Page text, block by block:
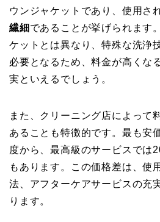
ウンジャケットであり、使用さ
繊細 であることが挙げられます
ケットとは異なり、特殊な洗浄
必要となるため、料金が高くな
実といえるでしょう。
また、クリーニング店によって
あることも特徴的です。最も安
度から、最高級のサービスでは
もあります。この価格差は、使
法、アフターケアサービスの充
ります。